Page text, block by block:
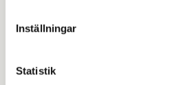
Inställningar
Statistik